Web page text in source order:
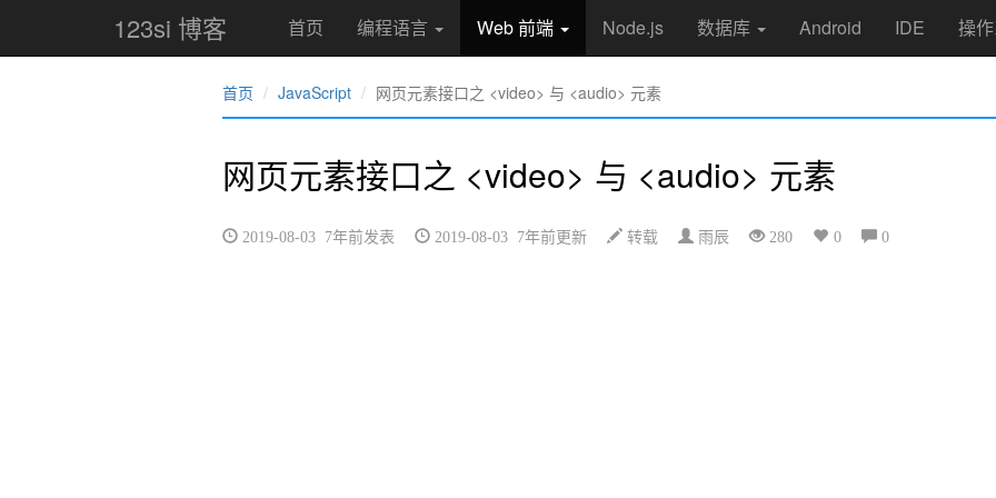
123si 博客 首页 编程语言 Web 前端 Node.js 数据库 Android IDE 操
首页 JavaScript 网页元素接口之 <video> 与 <audio> 元素
网页元素接口之 <video> 与 <audio> 元素
2019-08-03 7年前发表 2019-08-03 7年前更新 转载 雨辰 280 0 0